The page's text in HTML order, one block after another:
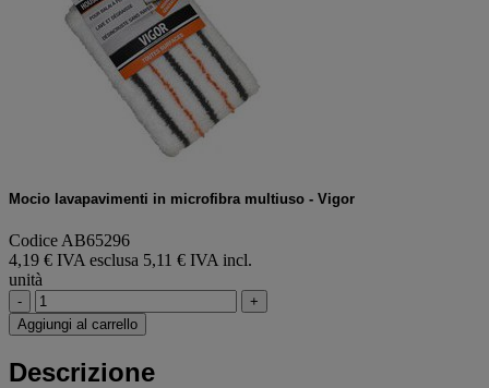
Mocio lavapavimenti in microfibra multiuso - Vigor
Codice AB65296
4,19 € IVA esclusa 5,11 € IVA incl.
unità
-
+
Aggiungi al carrello
Descrizione